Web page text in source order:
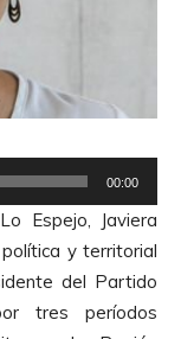
00:00
Espejo, Javiera
y territorial
del Partido
tres períodos